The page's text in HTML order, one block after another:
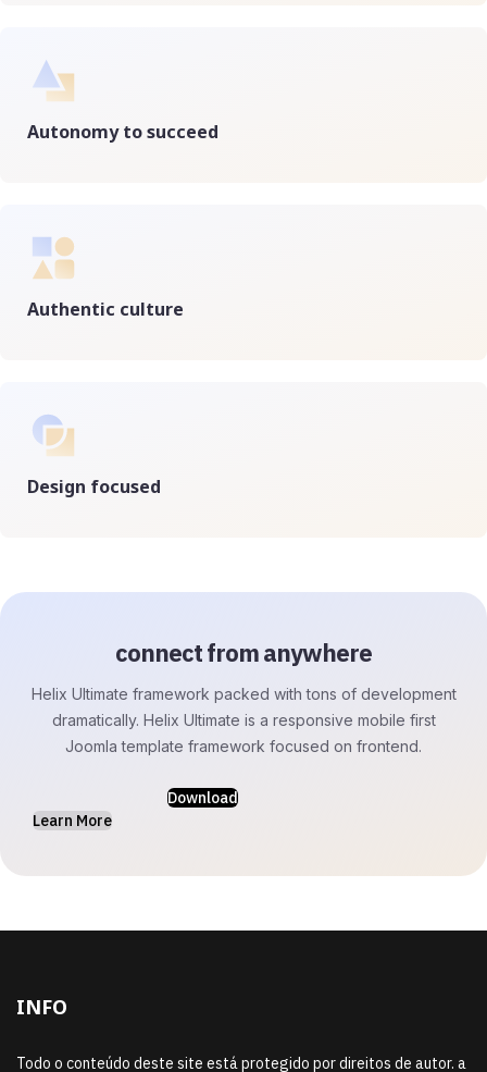
Autonomy to succeed
Authentic culture
Design focused
connect from anywhere
Helix Ultimate framework packed with tons of development
dramatically. Helix Ultimate is a responsive mobile first
Joomla template framework focused on frontend.
Download
Learn More
INFO
Todo o conteúdo deste site está protegido por direitos de autor. a